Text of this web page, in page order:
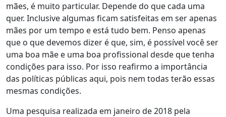
mães, é muito particular. Depende do que cada uma
quer. Inclusive algumas ficam satisfeitas em ser apenas
mães por um tempo e está tudo bem. Penso apenas
que o que devemos dizer é que, sim, é possível você ser
uma boa mãe e uma boa profissional desde que tenha
condições para isso. Por isso reafirmo a importância
das políticas públicas aqui, pois nem todas terão essas
mesmas condições.
Uma pesquisa realizada em janeiro de 2018 pela